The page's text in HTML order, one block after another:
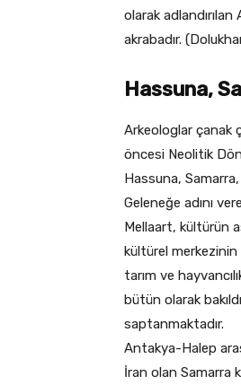
olarak
akrabadır.
Hassuna,
Arkeologlar çanak
öncesi Neolitik
Hassuna,
Geleneğe adını
Mellaart, kültürün
kültürel
tarım ve
bütün olarak
saptanmaktadır.
Antakya-Halep
İran olan Samarra